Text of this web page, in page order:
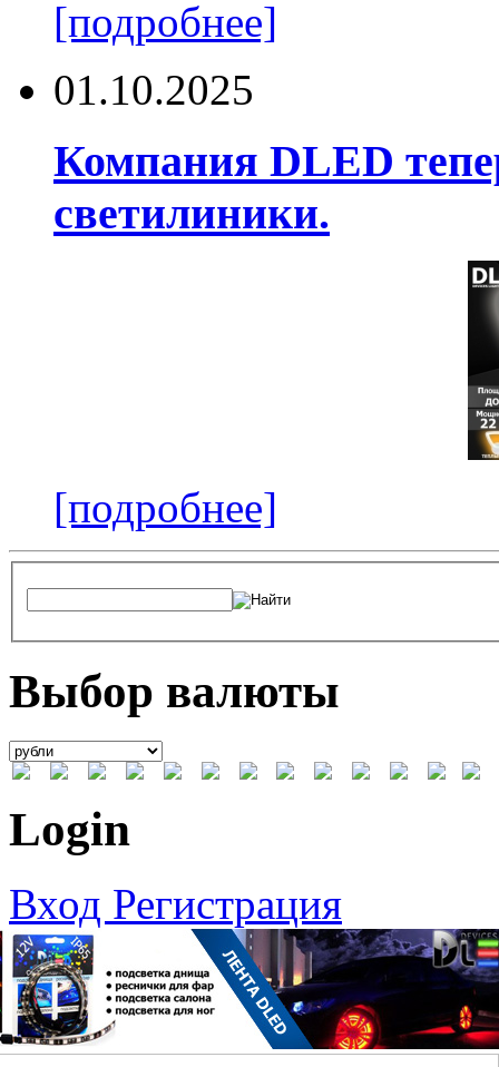
[подробнее]
01.10.2025
Компания DLED
светилиники.
[подробнее]
Выбор валюты
Login
Вход Регистрация